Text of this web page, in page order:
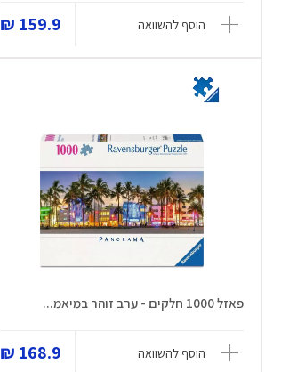
הוסף להשוואה 159.9 ₪
פאזל 1000 חלקים - ערב זוהר במיאמ...
הוסף להשוואה 168.9 ₪